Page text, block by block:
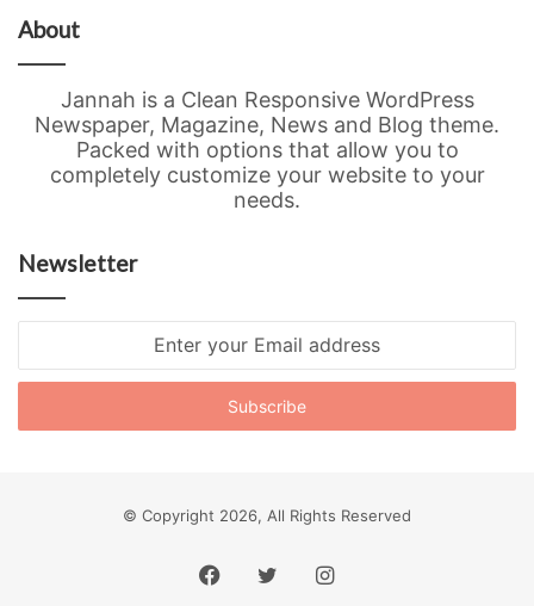
About
Jannah is a Clean Responsive WordPress
Newspaper, Magazine, News and Blog theme.
Packed with options that allow you to
completely customize your website to your
needs.
Newsletter
Email
© Copyright 2026, All Rights Reserved
Facebook
TwitterInstagram